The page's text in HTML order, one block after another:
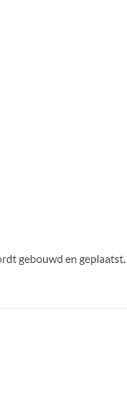
gebouwd en geplaatst.